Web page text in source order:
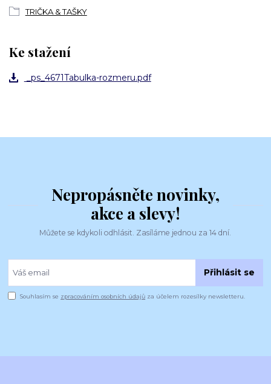
TRIČKA & TAŠKY
Ke stažení
_ps_4671Tabulka-rozmeru.pdf
Nepropásněte novinky,
akce a slevy!
Můžete se kdykoli odhlásit. Zasíláme jednou za 14 dní.
Přihlásit se
Souhlasím se zpracováním osobních údajů za účelem rozesílky newsletteru.